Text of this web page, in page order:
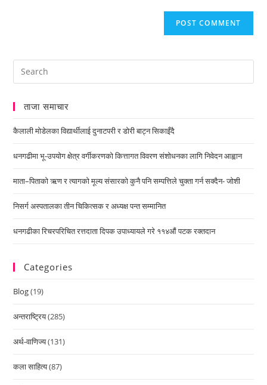
ताजा समाचार
कैलाली मोडेलका विद्यार्थीलाई दुनाटपरी र डोरी बाट्न सिकाइँदै
धनगढीमा भू-उपयोग क्षेत्र वर्गीकरणको कित्तागत विवरण संशोधनका लागि निवेदन आह्वान
माता–पिताको ऋण र त्यागको मूल्य संसारको कुनै पनि सम्पत्तिले चुक्ता गर्न सक्दैन- जोशी
निसर्ग अस्पतालका तीन चिकित्सक र अध्यक्ष पन्त सम्मानित
धनगढीका रिचरपरिचित रत्तदाता दिपक उपाध्यायले गरे ११४औं पटक रक्तदान
Categories
Blog(19)
अन्तराष्ट्रिय(285)
अर्थ-वाणिज्य(131)
कला साहित्य(87)